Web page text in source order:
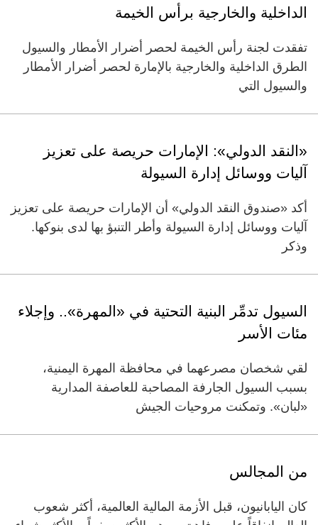
الداخلية والخارجية برأس الخيمة
تفقدت لجنة رأس الخيمة لحصر أضرار الأمطار والسيول
الطرق الداخلية والخارجية بالإمارة لحصر أضرار الأمطار
والسيول التي
«النقد الدولي»: الإمارات حريصة على تعزيز
آليات ووسائل إدارة السيولة
أكد «صندوق النقد الدولي» أن الإمارات حريصة على تعزيز
آليات ووسائل إدارة السيولة وأطر التنبؤ بها لدى بنوكها.
وذكر
السيول تدمِّر البنية التحتية في «المهرة».. وإجلاء
مئات الأسر
لقي شخصان مصرعهما في محافظة المهرة اليمنية،
بسبب السيول الجارفة المصاحبة للعاصفة المدارية
«لبان». وتمكنت مروحيات الجيش
من المجالس
كان اليابانيون، قبل الأزمة المالية العالمية، أكثر شعوب